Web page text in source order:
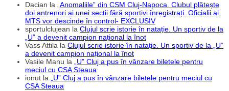
Dacian la „Anomaliile” din CSM Cluj-Napoca. Clubul plătește
doi antrenori ai unei secții fără sportivi înregistrați. Oficialii ai
MTS vor descinde în control- EXCLUSIV
sportulclujean la Clujul scrie istorie în natație. Un sportiv de la
„U” a devenit campion național la înot
Vass Attila la Clujul scrie istorie în natație. Un sportiv de la „U”
a devenit campion național la înot
Vasile Manu la „U” Cluj a pus în vânzare biletele pentru
meciul cu CSA Steaua
ionut la „U” Cluj a pus în vânzare biletele pentru meciul cu
CSA Steaua